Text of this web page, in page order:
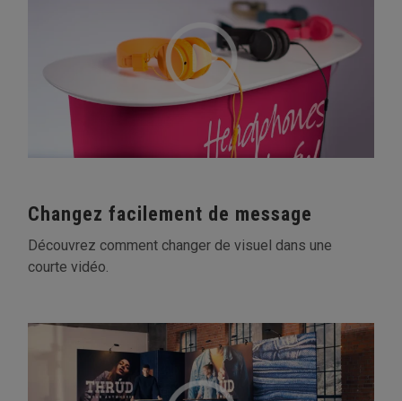
Changez facilement de message
Découvrez comment changer de visuel dans une
courte vidéo.